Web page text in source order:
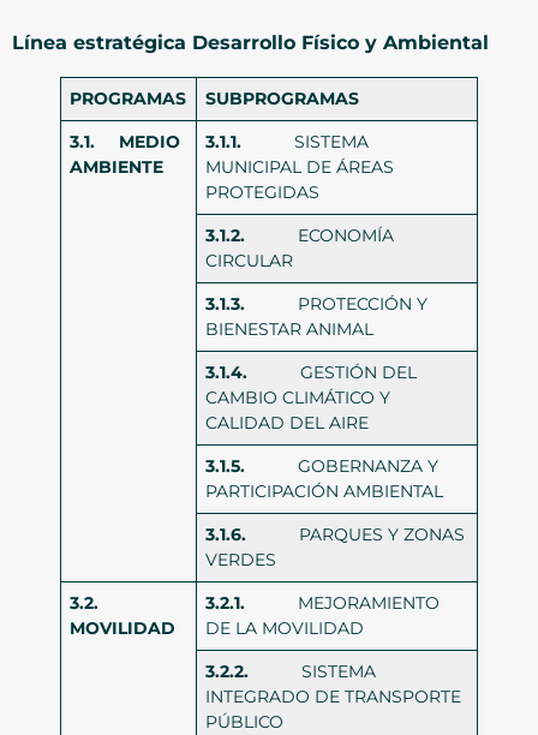
Línea estratégica Desarrollo Físico y Ambiental
PROGRAMAS
SUBPROGRAMAS
3.1.
MEDIO
AMBIENTE
3.1.1.
SISTEMA
MUNICIPAL DE ÁREAS
PROTEGIDAS
3.1.2.
ECONOMÍA
CIRCULAR
3.1.3.
PROTECCIÓN Y
BIENESTAR ANIMAL
3.1.4.
GESTIÓN DEL
CAMBIO CLIMÁTICO Y
CALIDAD DEL AIRE
3.1.5.
GOBERNANZA Y
PARTICIPACIÓN AMBIENTAL
3.1.6.
PARQUES Y ZONAS
VERDES
3.2.
MOVILIDAD
3.2.1.
MEJORAMIENTO
DE LA MOVILIDAD
3.2.2.
SISTEMA
INTEGRADO DE TRANSPORTE
PÚBLICO